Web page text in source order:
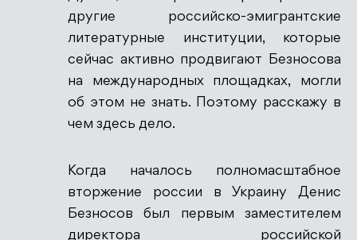
другие российско-эмигрантские
литературные институции, которые
сейчас активно продвигают Безносова
на международных площадках, могли
об этом не знать. Поэтому расскажу в
чем здесь дело.
Когда началось полномасштабное
вторжение россии в Украину Денис
Безносов был первым заместителем
директора российской